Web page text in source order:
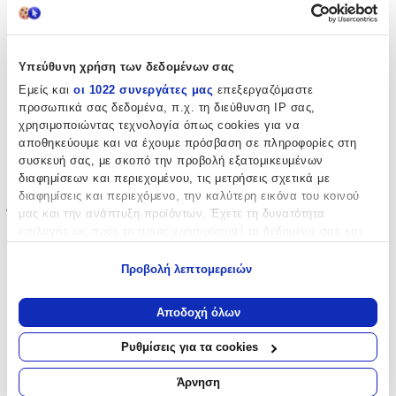
Υπεύθυνη χρήση των δεδομένων σας
Εμείς και οι 1022 συνεργάτες μας επεξεργαζόμαστε
προσωπικά σας δεδομένα, π.χ. τη διεύθυνση IP σας,
χρησιμοποιώντας τεχνολογία όπως cookies για να
αποθηκεύουμε και να έχουμε πρόσβαση σε πληροφορίες στη
συσκευή σας, με σκοπό την προβολή εξατομικευμένων
διαφημίσεων και περιεχομένου, τις μετρήσεις σχετικά με
διαφημίσεις και περιεχόμενο, την καλύτερη εικόνα του κοινού
μας και την ανάπτυξη προϊόντων. Έχετε τη δυνατότητα
Να συλλέξουμε πληροφορίες σχετικά με τη γεωγραφική
σας τοποθεσία, οι οποίες μπορεί να είναι ακριβείς σε
απόσταση μερικών μέτρων
Να αναγνωρίσουμε τη συσκευή σας σαρώνοντας ενεργά
για συγκεκριμένα χαρακτηριστικά (δακτυλικό αποτύπωμα)
Προβολή λεπτομερειών
Αποδοχή όλων
Ρυθμίσεις για τα cookies
Άρνηση
Συγγραφέας:
Chris Ryan
Εκδότης:
Coronet Books
Ημερομηνία Έκδοσης
14/03/2022
Έτος Έκδοσης:
0614
Διαστάσεις:
2.6x13.3x19.8